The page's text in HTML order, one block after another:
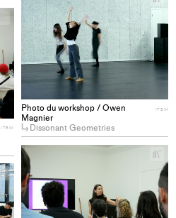
Photo du workshop / Owen
Magnier
Dissonant Geometries
ITEM
to
ITEM
project
to
collections
+
Add
to
+
Add
project
to